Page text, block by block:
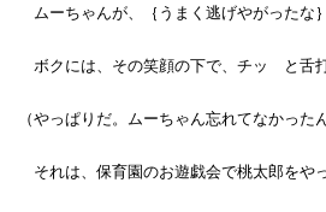
ムーちゃんが、｛うまく逃げやがったな
ボクには、その笑顔の下で、チッ と舌打
（やっぱりだ。ムーちゃん忘れてなかった
それは、保育園のお遊戯会で桃太郎をや